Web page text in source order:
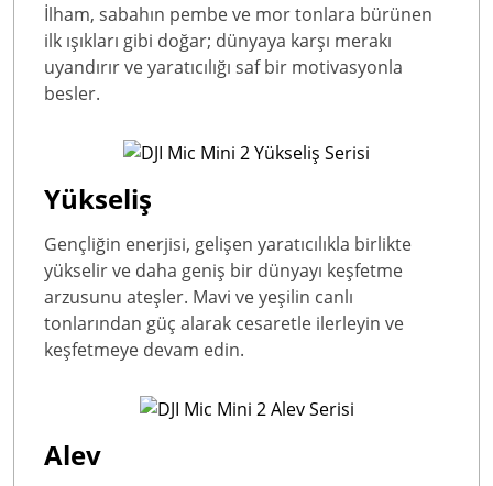
İlham, sabahın pembe ve mor tonlara bürünen
ilk ışıkları gibi doğar; dünyaya karşı merakı
uyandırır ve yaratıcılığı saf bir motivasyonla
besler.
Yükseliş
Gençliğin enerjisi, gelişen yaratıcılıkla birlikte
yükselir ve daha geniş bir dünyayı keşfetme
arzusunu ateşler. Mavi ve yeşilin canlı
tonlarından güç alarak cesaretle ilerleyin ve
keşfetmeye devam edin.
Alev